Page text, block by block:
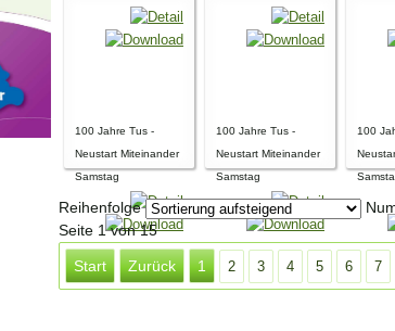
100 Jahre Tus -
Neustart Miteinander
Samstag
100 Jahre Tus -
Neustart Miteinander
Samstag
100
Reihenfolge
Seite 1 von 15
Start Zurück 1 2 3 4 5 6 7